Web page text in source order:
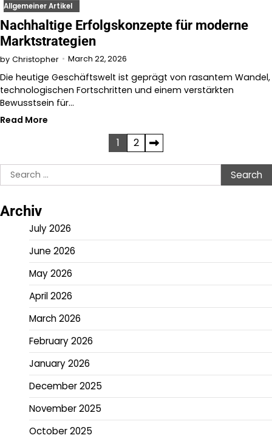
Allgemeiner Artikel
Nachhaltige Erfolgskonzepte für moderne
Marktstrategien
by Christopher March 22, 2026
Die heutige Geschäftswelt ist geprägt von rasantem Wandel,
technologischen Fortschritten und einem verstärkten
Bewusstsein für…
Read More
pagination
1
2
Search
for:
Archiv
July 2026
June 2026
May 2026
April 2026
March 2026
February 2026
January 2026
December 2025
November 2025
October 2025